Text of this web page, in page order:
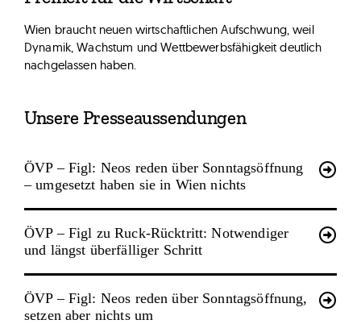
Wien braucht neuen wirtschaftlichen Aufschwung, weil
Dynamik, Wachstum und Wettbewerbsfähigkeit deutlich
nachgelassen haben.
Unsere Presseaussendungen
ÖVP – Figl: Neos reden über Sonntagsöffnung
– umgesetzt haben sie in Wien nichts
ÖVP – Figl zu Ruck-Rücktritt: Notwendiger
und längst überfälliger Schritt
ÖVP – Figl: Neos reden über Sonntagsöffnung,
setzen aber nichts um